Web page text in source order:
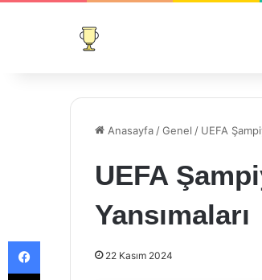
Anasayfa /Genel / UEFA
UEFA
Yansımaları
22 Kasım 2024
Facebook
X